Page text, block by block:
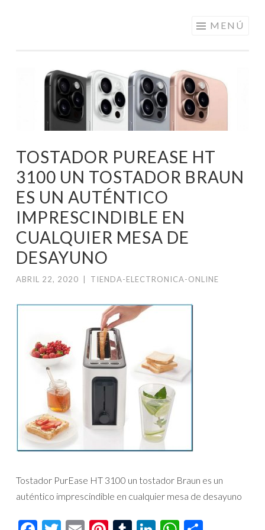
PRECIOS DE
ANDORRA
MENÚ
TOSTADOR PUREASE HT
3100 UN TOSTADOR BRAUN
ES UN AUTÉNTICO
IMPRESCINDIBLE EN
CUALQUIER MESA DE
DESAYUNO
ABRIL 22, 2020 TIENDA-ELECTRONICA-ONLINE
Tostador PurEase HT 3100 un tostador Braun es un
auténtico imprescindible en cualquier mesa de desayuno